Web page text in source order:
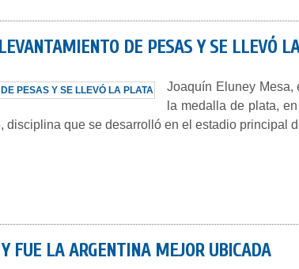
DE PESAS Y SE LLEVÓ
Joaquín Eluney Mesa,
la medalla de plata,
que se desarrolló en el estadio principal
FUE LA ARGENTINA MEJOR UBICADA